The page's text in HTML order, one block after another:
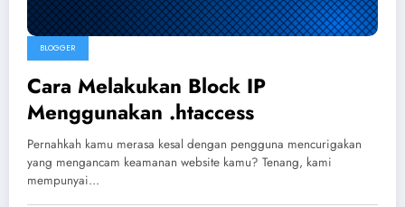
BLOGGER
Cara Melakukan Block IP
Menggunakan .htaccess
Pernahkah kamu merasa kesal dengan pengguna mencurigakan
yang mengancam keamanan website kamu? Tenang, kami
mempunyai…